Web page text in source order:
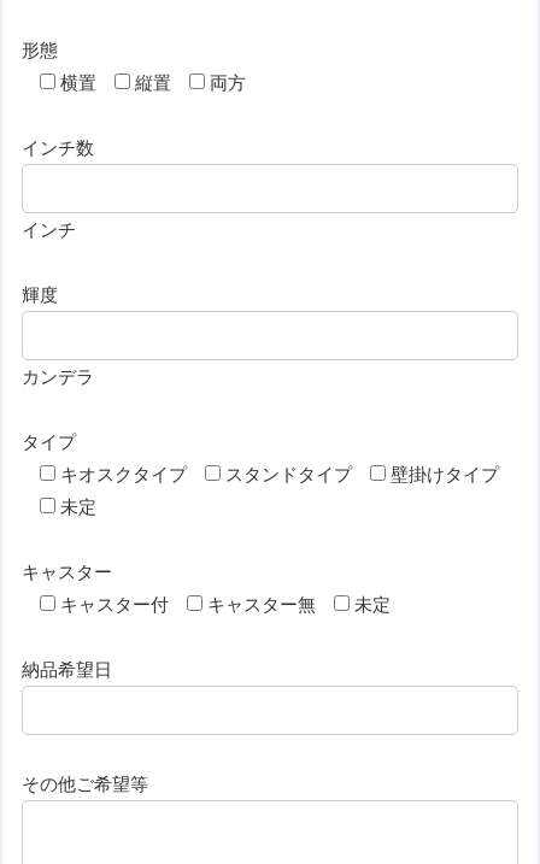
形態
横置
縦置 両方
インチ数
インチ
輝度
カンデラ
タイプ
キオスクタイプ
スタンドタイプ
壁掛けタイプ
未定
キャスター
キャスター付
キャスター無 未定
納品希望日
その他ご希望等